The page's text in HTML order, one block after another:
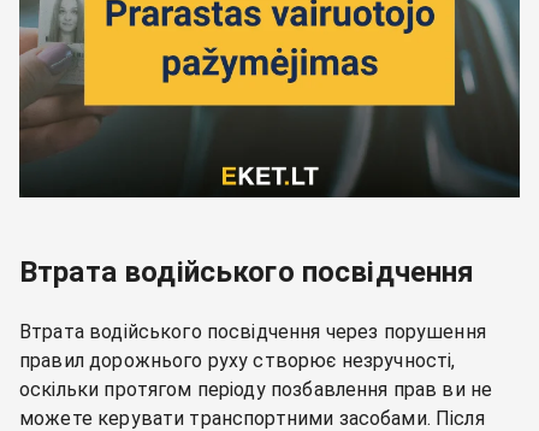
Втрата водійського посвідчення
Втрата водійського посвідчення через порушення
правил дорожнього руху створює незручності,
оскільки протягом періоду позбавлення прав ви не
можете керувати транспортними засобами. Після